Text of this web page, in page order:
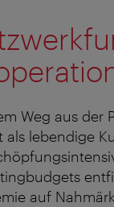
Weg aus der
als lebendige
auf